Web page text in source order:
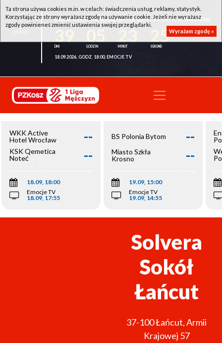
WKK ACTIVE HOTEL WROCŁAW - KSK QEMETICA NOTEĆ INOWROCŁAW
25
18.09.2026, GODZ. 18:00, EMOCJE TV
WKK Active
Hotel Wrocław
--
KSK Qemetica
Noteć
Inowrocław
--
18.09, 18:00
Emocje TV
18.09, 17:55
BS Polonia Bytom --
Miasto Szkła
Krosno
--
19.09, 15:00
Emocje TV
19.09, 14:55
Solvera
Sokół
Łańcut
37-100Łańcut,Armii
Krajowej 57
Ta strona używa cookies m.in. w celach: świadczenia usług, reklamy, statystyk.
Korzystając ze strony wyrażasz zgodę na używanie cookie. Jeżeli nie wyrażasz
zgody powinieneś zmienić ustawienia swojej przeglądarki.
Wyrażam zgodę »